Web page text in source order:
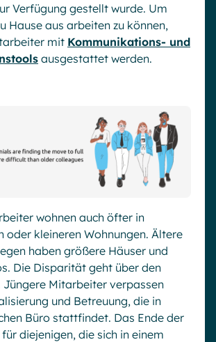
Verfügung gestellt wurde. Um
Hause aus arbeiten zu können,
mit Kommunikations- und
ausgestattet werden.
wohnen auch öfter in
oder kleineren Wohnungen. Ältere
haben größere Häuser und
Die Disparität geht über den
Jüngere Mitarbeiter verpassen
und Betreuung, die in
Büro stattfindet. Das Ende der
diejenigen, die sich in einem